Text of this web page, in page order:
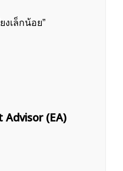
เล็กน้อย”
Advisor (EA)